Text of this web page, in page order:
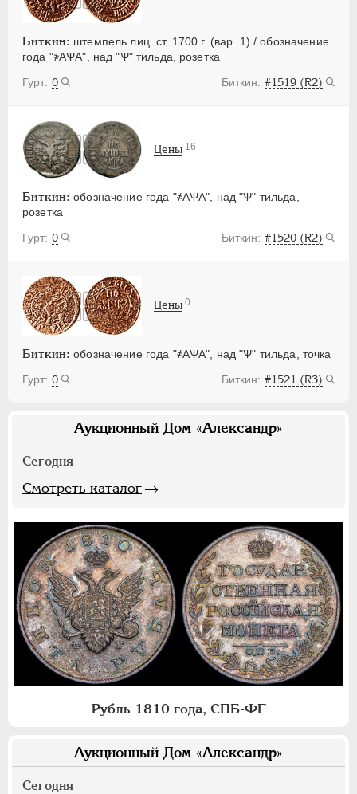
Биткин: штемпель лиц. ст. 1700 г. (вар. 1) / обозначение
года "҂АѰА", над "Ѱ" тильда, розетка
0
#1519 (R2)
Биткин: обозначение года "҂АѰА", над "Ѱ" тильда,
розетка
0
#1520 (R2)
Цены 16
Биткин: обозначение года "҂АѰА", над "Ѱ" тильда, точка
0
#1521 (R3)
Цены 0
Аукционный Дом «Александр»
Сегодня
Смотреть каталог
Рубль 1810 года, СПБ-ФГ
Аукционный Дом «Александр»
Сегодня